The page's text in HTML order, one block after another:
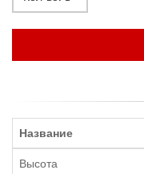
Название
Высота